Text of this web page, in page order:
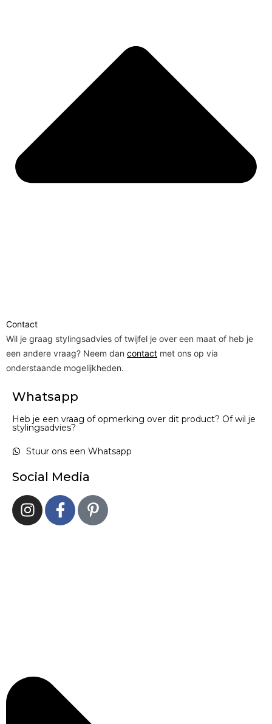
Contact
Wil je graag stylingsadvies of twijfel je over een maat of heb je
een andere vraag? Neem dan contact met ons op via
onderstaande mogelijkheden.
Whatsapp
Heb je een vraag of opmerking over dit product? Of wil je
stylingsadvies?
Stuur ons een Whatsapp
Social Media